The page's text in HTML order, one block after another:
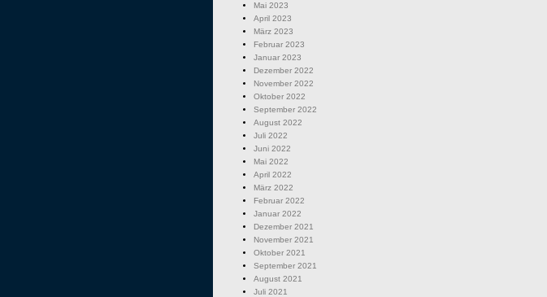
Mai 2023
April 2023
März 2023
Februar 2023
Januar 2023
Dezember 2022
November 2022
Oktober 2022
September 2022
August 2022
Juli 2022
Juni 2022
Mai 2022
April 2022
März 2022
Februar 2022
Januar 2022
Dezember 2021
November 2021
Oktober 2021
September 2021
August 2021
Juli 2021